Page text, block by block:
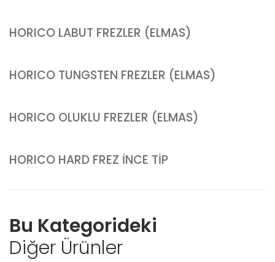
HORICO LABUT FREZLER (ELMAS)
HORICO TUNGSTEN FREZLER (ELMAS)
HORICO OLUKLU FREZLER (ELMAS)
HORICO HARD FREZ İNCE TİP
Bu Kategorideki
Diğer Ürünler